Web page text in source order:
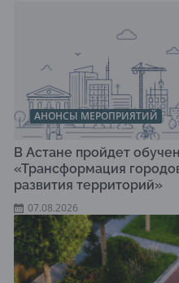
АНОНСЫ МЕРОПРИЯТИЙ
В Астане пройдет
«Трансформация
развития территорий»
07.08.2026